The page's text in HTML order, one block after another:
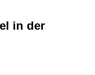
in der